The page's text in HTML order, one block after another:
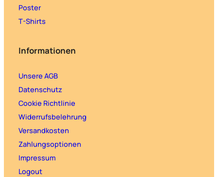
Poster
T-Shirts
Informationen
Unsere AGB
Datenschutz
Cookie Richtlinie
Widerrufsbelehrung
Versandkosten
Zahlungsoptionen
Impressum
Logout